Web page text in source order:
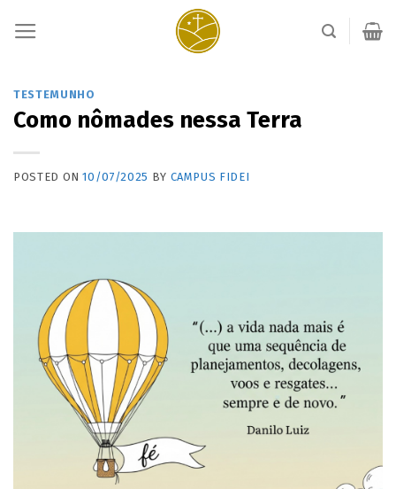
TESTEMUNHO
Como nômades nessa Terra
POSTED ON10/07/2025 BY CAMPUS FIDEI